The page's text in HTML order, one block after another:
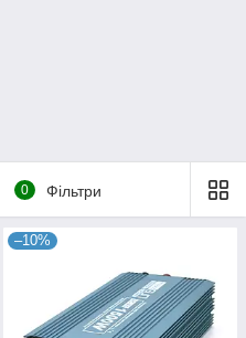
0 Фільтри
–10%